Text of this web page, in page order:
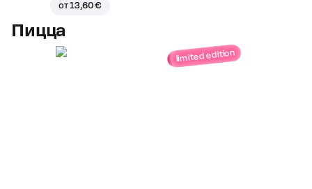
от13,60 €
Пицца
limited edition